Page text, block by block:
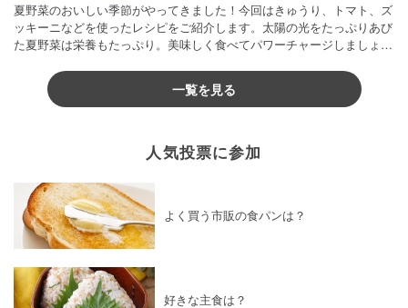
夏野菜のおいしい季節がやってきました！今回はきゅうり、トマト、ズ
ッキーニなどを使ったレシピをご紹介します。太陽の光をたっぷりあび
た夏野菜は栄養もたっぷり。美味しく食べてパワーチャージしましょう
一覧を見る
人気投票に参加
よく買う市販の食パンは？
好きな主食は？